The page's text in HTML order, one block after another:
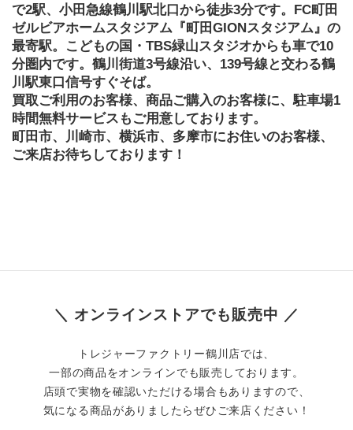
で2駅、小田急線鶴川駅北口から徒歩3分です。FC町田
ゼルビアホームスタジアム『町田GIONスタジアム』の
最寄駅。こどもの国・TBS緑山スタジオからも車で10
分圏内です。鶴川街道3号線沿い、139号線と交わる鶴
川駅東口信号すぐそば。
買取ご利用のお客様、商品ご購入のお客様に、駐車場1
時間無料サービスもご用意しております。
町田市、川崎市、横浜市、多摩市にお住いのお客様、
ご来店お待ちしております！
＼ オンラインストアでも販売中 ／
トレジャーファクトリー鶴川店では、
一部の商品をオンラインでも販売しております。
店頭で実物を確認いただける場合もありますので、
気になる商品がありましたらぜひご来店ください！